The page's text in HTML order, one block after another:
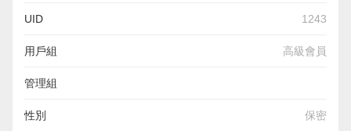
UID 1243
用戶組 高級會員
管理組
性別 保密